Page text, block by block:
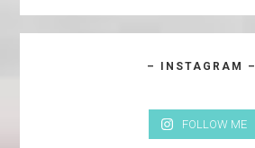
– INSTAGRAM –
FOLLOW ME